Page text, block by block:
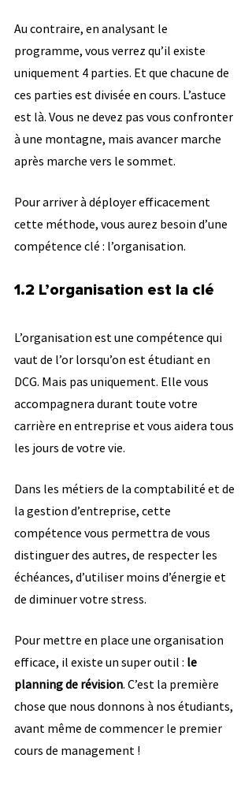
Au contraire, en analysant le
programme, vous verrez qu’il existe
uniquement 4 parties. Et que chacune de
ces parties est divisée en cours. L’astuce
est là. Vous ne devez pas vous confronter
à une montagne, mais avancer marche
après marche vers le sommet.
Pour arriver à déployer efficacement
cette méthode, vous aurez besoin d’une
compétence clé : l’organisation.
1.2 L’organisation est la clé
L’organisation est une compétence qui
vaut de l’or lorsqu’on est étudiant en
DCG. Mais pas uniquement. Elle vous
accompagnera durant toute votre
carrière en entreprise et vous aidera tous
les jours de votre vie.
Dans les métiers de la comptabilité et de
la gestion d’entreprise, cette
compétence vous permettra de vous
distinguer des autres, de respecter les
échéances, d’utiliser moins d’énergie et
de diminuer votre stress.
Pour mettre en place une organisation
efficace, il existe un super outil : le
planning de révision. C’est la première
chose que nous donnons à nos étudiants,
avant même de commencer le premier
cours de management !